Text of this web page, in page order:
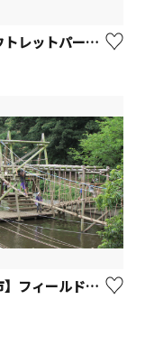
三井アウトレットパーク 横浜ベイサイド【横浜市】
【横浜市】フィールドアスレチック 横浜つくし野コース